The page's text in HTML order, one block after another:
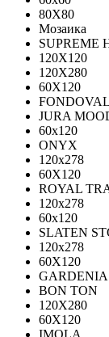
80X80
Мозаика
SUPREME
120X120
120X280
60X120
JURA
60х120
ONYX
120х278
60X120
ROYAL
120х278
60х120
SLATEN
120х278
60X120
BON TON
120X280
60X120
IMOLA